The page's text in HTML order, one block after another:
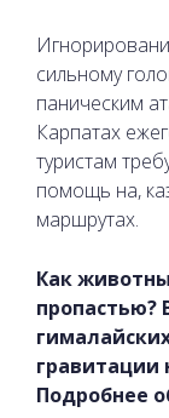
сильному
паническим
Карпатах
туристам
помощь на,
маршрутах.
Как
пропастью?
гравитации
Подробнее